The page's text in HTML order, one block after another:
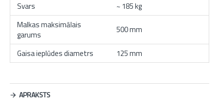
Svars
~ 185 kg
Malkas maksimālais
garums
500 mm
Gaisa ieplūdes diametrs 125 mm
APRAKSTS